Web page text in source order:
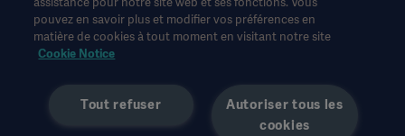
omission d'une partie basée sur ce matériel, et l'utilisateur s'y fie
à ses risques et périls.
Toute thérapie, solution ou produit mentionné peut ne pas être
peuvent être copiées ou utilisées, en tout ou en partie, sans
l'autorisation écrite de Getinge.
Ces informations sont destinées à un public international en
pouvez en savoir plus et modifier vos préférences en
matière de cookies à tout moment en visitant notre site
Cookie Notice
Autoriser tous les
cookies
Tout refuser